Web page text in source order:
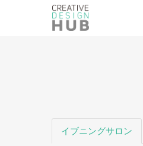
イブニングサロン